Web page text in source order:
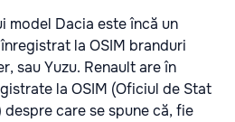
model Dacia este încă un
la OSIM branduri
sau Yuzu. Renault are în
la OSIM (Oficiul de Stat
care se spune că, fie